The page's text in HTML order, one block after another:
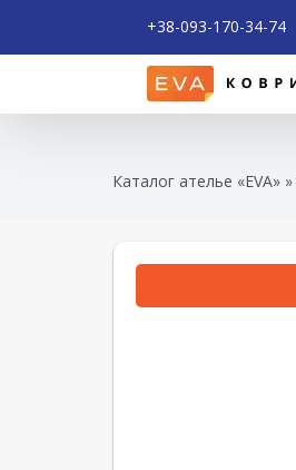
+38-093-170-34-74
Каталог ателье «EVA»»